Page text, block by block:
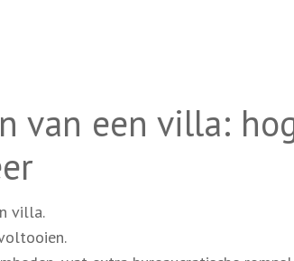
van een villa:
villa.